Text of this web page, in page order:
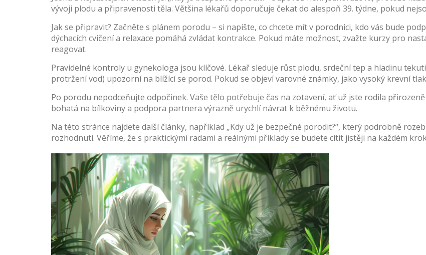
vývoji plodu a připravenosti těla. Většina lékařů doporučuje čekat do alespoň 39. týdne, pokud
Jak se připravit? Začněte s plánem porodu – si napište, co chcete mít v porodnici, kdo vás bude
dýchacích cvičení a relaxace pomáhá zvládat kontrakce. Pokud máte možnost, zvažte kurzy pro
reagovat.
Pravidelné kontroly u gynekologa jsou klíčové. Lékař sleduje růst plodu, srdeční tep a hladinu
protržení vod) upozorní na blížící se porod. Pokud se objeví varovné známky, jako vysoký krevní
Po porodu nepodceňujte odpočinek. Vaše tělo potřebuje čas na zotavení, ať už jste rodila
bohatá na bílkoviny a podpora partnera výrazně urychlí návrat k běžnému životu.
Na této stránce najdete další články, například „Kdy už je bezpečné porodit?“, který podrobně
rozhodnutí. Věříme, že s praktickými radami a reálnými příklady se budete cítit jistěji na každém